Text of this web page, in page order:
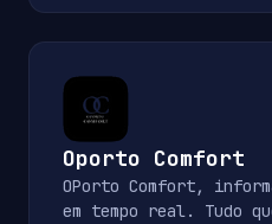
Oporto Comfort
OPorto Comfort,
em tempo real. Tudo